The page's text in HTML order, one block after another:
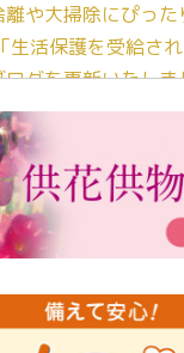
や大掃除にぴった
「生活保護を受給さ
グを更新いたしま
終活なるほど教室
葬式」小さな家族
とうございました
和6年能登半島地震
人形供養 寄付のご報
活なるほど教室＠